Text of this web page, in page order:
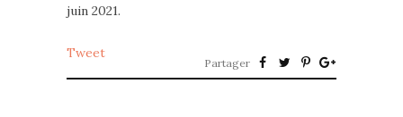
juin 2021.
Tweet
Partager